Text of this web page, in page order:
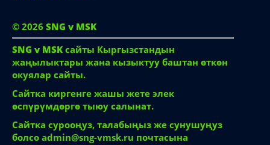
© 2026 SNG v MSK
SNG v MSK сайты Кыргызстандын
жаңылыктары жана кызыктуу баштан өткөн
окуялар сайты.
Сайтка киргенге жашы жете элек
өспүрүмдөргө тыюу салынат.
Сайтка сурооңуз, талабыңыз же сунушуңуз
болсо admin@sng-vmsk.ru почтасына